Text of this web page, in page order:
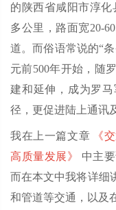
的陕西省咸阳市淳
多公里，路面宽20-
道。而俗语常说的“
元前500年开始，随
建和延伸，成为罗
径，更促进陆上通讯
我在上一篇文章
《
高质量发展》
中主
而在本文中我将详细
和管道等交通，以及